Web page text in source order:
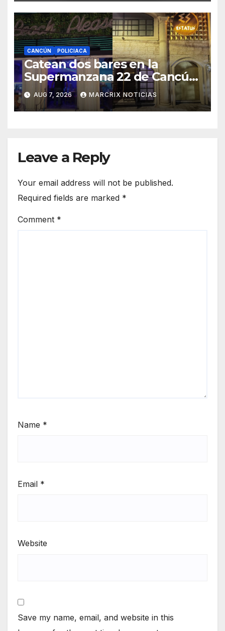
CANCÚN POLICIACA
Catean dos bares en la
Supermanzana 22 de Cancún
y aseguran presunta droga
AUG 7, 2026 MARCRIX NOTICIAS
Leave a Reply
Your email address will not be published.
Required fields are marked *
Comment *
Name *
Email *
Website
Save my name, email, and website in this